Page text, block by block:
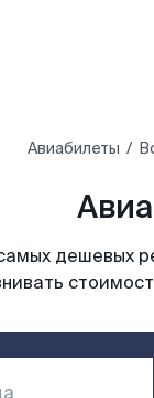
Авиабилеты
дешевых